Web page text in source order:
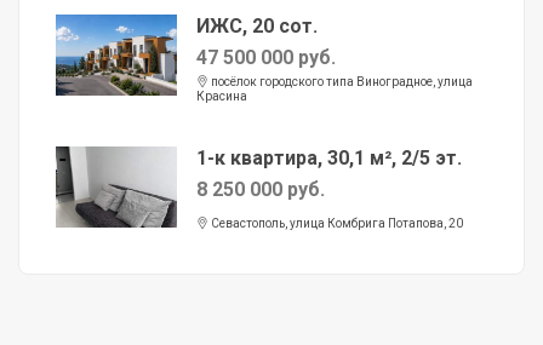
ИЖС, 20 сот.
47 500 000 руб.
посёлок городского типа Виноградное, улица
Красина
1-к квартира, 30,1 м², 2/5 эт.
8 250 000 руб.
Севастополь, улица Комбрига Потапова, 20